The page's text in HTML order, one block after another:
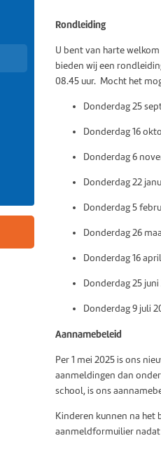
Rondleiding
U bent van harte
bieden wij een
08.45 uur. Mocht het
Donderdag 25
Donderdag 16
Donderdag 6
Donderdag 22
Donderdag 5
Donderdag 26
Donderdag 16
Donderdag 25 juni
Donderdag 9 juli
Aannamebeleid
Per 1 mei 2025 is ons
aanmeldingen dan
school, is ons
Kinderen kunnen na het
aanmeldformuilier nadat